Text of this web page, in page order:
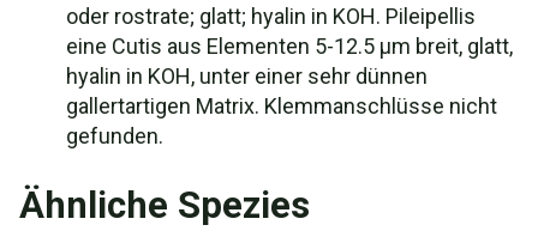
oder rostrate; glatt; hyalin in KOH. Pileipellis
eine Cutis aus Elementen 5-12.5 µm breit, glatt,
hyalin in KOH, unter einer sehr dünnen
gallertartigen Matrix. Klemmanschlüsse nicht
gefunden.
Ähnliche Spezies